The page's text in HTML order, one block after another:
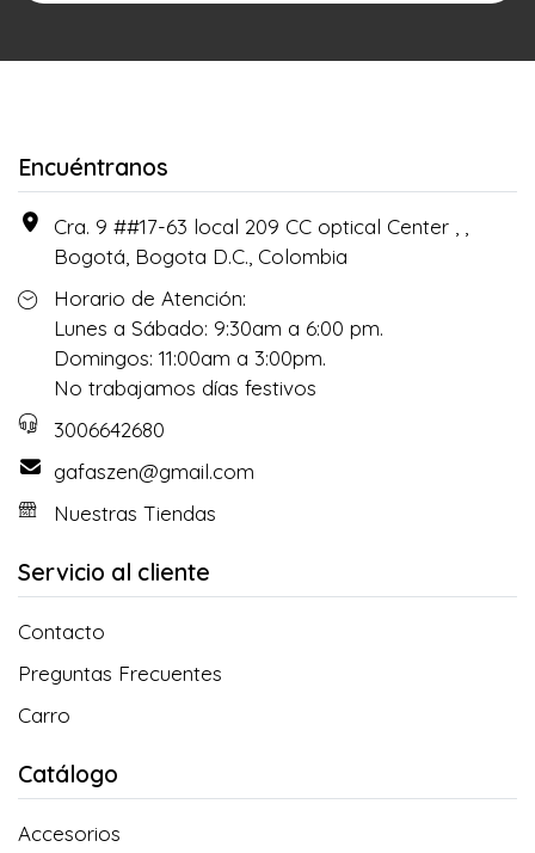
Encuéntranos
Cra. 9 ##17-63 local 209 CC optical Center , ,
Bogotá, Bogota D.C., Colombia
Horario de Atención:
Lunes a Sábado: 9:30am a 6:00 pm.
Domingos: 11:00am a 3:00pm.
No trabajamos días festivos
3006642680
gafaszen@gmail.com
Nuestras Tiendas
Servicio al cliente
Contacto
Preguntas Frecuentes
Carro
Catálogo
Accesorios